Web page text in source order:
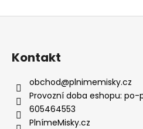
Z
Kontakt
obchod@plnimemisky.cz
Provozní doba eshopu: po-
605464553
PlnímeMisky.cz